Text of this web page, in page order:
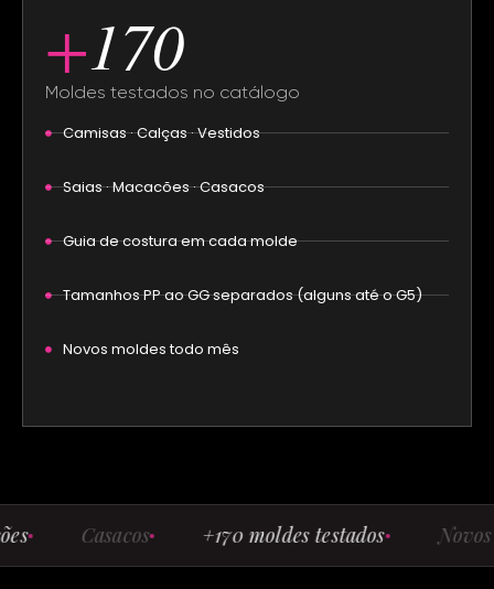
+170
Moldes testados no catálogo
Camisas · Calças · Vestidos
Saias · Macacões · Casacos
Guia de costura em cada molde
Tamanhos PP ao GG separados (alguns até o G5)
Novos moldes todo mês
Casacos +170 moldes testados Novos todo